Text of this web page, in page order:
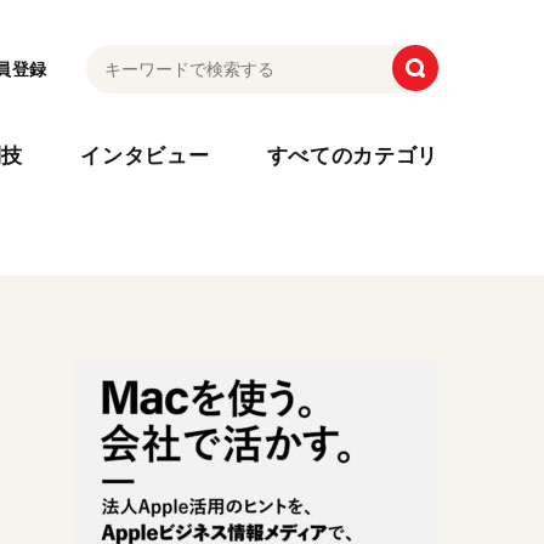
登録
インタビュー すべてのカテゴリ